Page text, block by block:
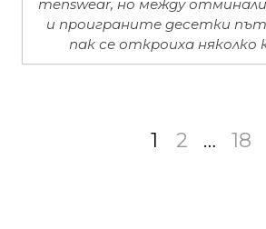
menswear, но между
и проиграните десетки
пак се откроиха няколко
1 2 … 18